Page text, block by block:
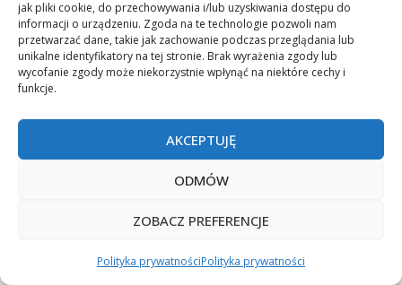
jak pliki cookie, do przechowywania i/lub uzyskiwania dostępu do
informacji o urządzeniu. Zgoda na te technologie pozwoli nam
przetwarzać dane, takie jak zachowanie podczas przeglądania lub
unikalne identyfikatory na tej stronie. Brak wyrażenia zgody lub
wycofanie zgody może niekorzystnie wpłynąć na niektóre cechy i
funkcje.
AKCEPTUJĘ
ODMÓW
ZOBACZ PREFERENCJE
Polityka prywatnościPolityka prywatności